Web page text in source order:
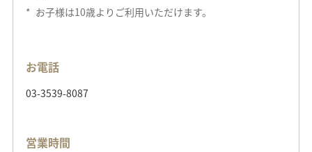
* お子様は10歳よりご利用いただけます。
お電話
03-3539-8087
営業時間